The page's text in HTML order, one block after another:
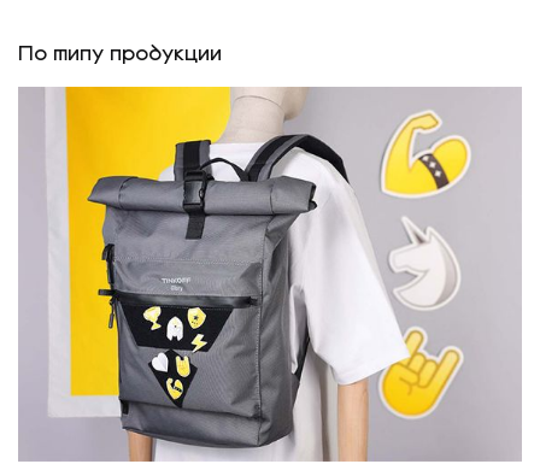
По типу продукции